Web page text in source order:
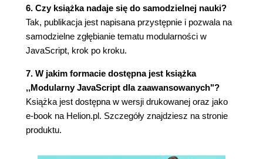
6. Czy książka nadaje się do samodzielnej nauki?
Tak, publikacja jest napisana przystępnie i pozwala na
samodzielne zgłębianie tematu modularności w
JavaScript, krok po kroku.
7. W jakim formacie dostępna jest książka
,,Modularny JavaScript dla zaawansowanych"?
Książka jest dostępna w wersji drukowanej oraz jako
e-book na Helion.pl. Szczegóły znajdziesz na stronie
produktu.